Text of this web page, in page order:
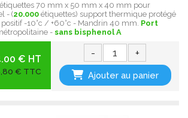
étiquettes 70 mm x 50 mm x 40 mm pour
- (20.000 étiquettes) support thermique protégé
-10°c / +60°c - Mandrin 40 mm. Port
- sans bisphenol A
€ HT
€ TTC
- +
Ajouter au panier